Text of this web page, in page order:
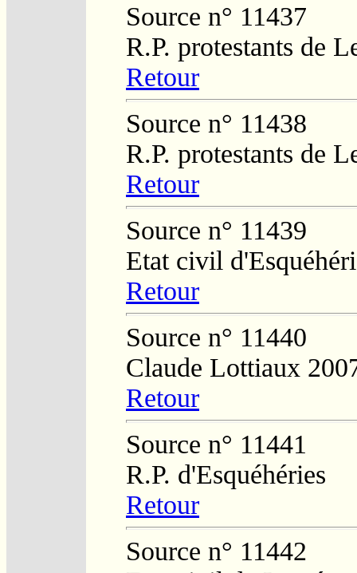
Source n° 11437
R.P. protestants de
Retour
Source n° 11438
R.P. protestants de
Retour
Source n° 11439
Etat civil
Retour
Source n° 11440
Claude Lottiaux
Retour
Source n° 11441
R.P. d'Esquéhéries
Retour
Source n° 11442